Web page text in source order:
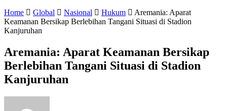
Home
Global Nasional Hukum
Aremania: Aparat
Keamanan Bersikap Berlebihan Tangani Situasi di Stadion
Kanjuruhan
Aremania: Aparat Keamanan Bersikap
Berlebihan Tangani Situasi di Stadion
Kanjuruhan